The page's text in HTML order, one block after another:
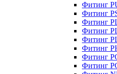
Фитинг
Фитинг
Фитинг
Фитинг
Фитинг
Фитинг
Фитинг
Фитинг